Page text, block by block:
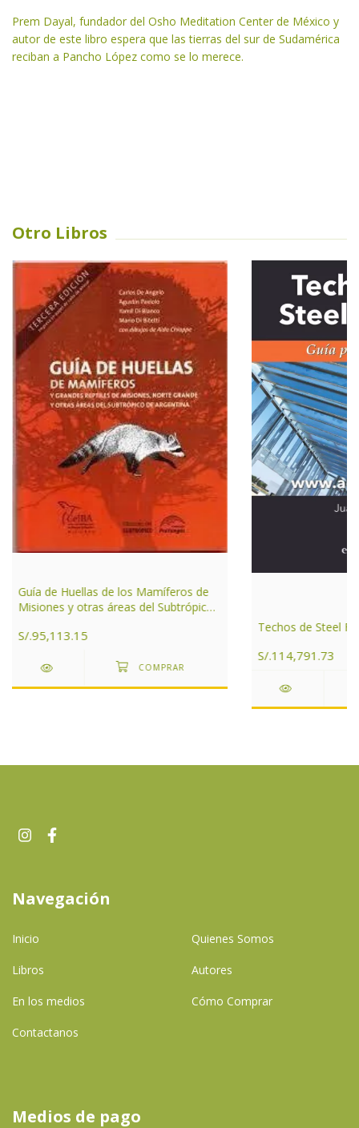
Prem Dayal, fundador del Osho Meditation Center de México y
autor de este libro espera que las tierras del sur de Sudamérica
reciban a Pancho López como se lo merece.
Otro Libros
Guía de Huellas de los Mamíferos de
Misiones y otras áreas del Subtrópico
S/.95,113.15
Techos de Steel
S/.114,791.73
Navegación
Inicio Quienes Somos
Libros Autores
En los medios Cómo Comprar
Contactanos
Medios de pago